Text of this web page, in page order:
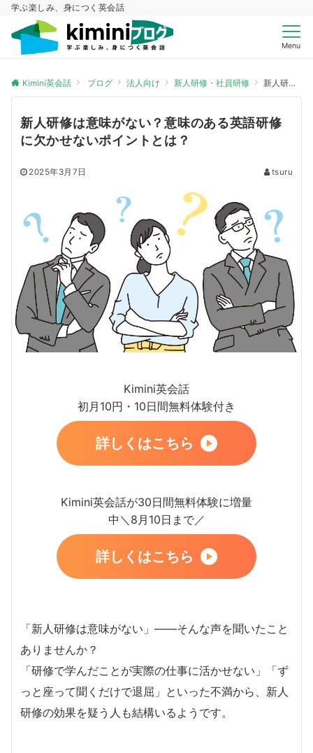
学ぶ楽しみ、身につく英会話
Menu
Kimini英会話 ブログ 法人向け 新人研修・社員研修 新人研修は意味がない？意味のある英語研修に欠かせないポイントとは？
新人研修は意味がない？意味のある英語研修
に欠かせないポイントとは？
2025年3月7日 tsuru
Kimini英会話
初月10円・10日間無料体験付き
詳しくはこちら
Kimini英会話が30日間無料体験に増量
中＼8月10日まで／
詳しくはこちら
「新人研修は意味がない」——そんな声を聞いたこと
ありませんか？
「研修で学んだことが実際の仕事に活かせない」「ず
っと座って聞くだけで退屈」といった不満から、新人
研修の効果を疑う人も結構いるようです。